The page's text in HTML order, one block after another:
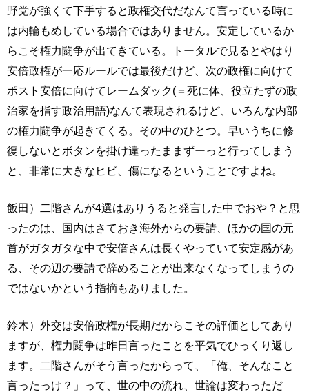
野党が強くて下手すると政権交代だなんて言っている時に
は内輪もめしている場合ではありません。安定しているか
らこそ権力闘争が出てきている。トータルで見るとやはり
安倍政権が一応ルールでは最後だけど、次の政権に向けて
ポスト安倍に向けてレームダック(＝死に体、役立たずの政
治家を指す政治用語)なんて表現されるけど、いろんな内部
の権力闘争が起きてくる。その中のひとつ。早いうちに修
復しないとボタンを掛け違ったままずーっと行ってしまう
と、非常に大きなヒビ、傷になるということですよね。
飯田）二階さんが4選はありうると発言した中でおや？と思
ったのは、国内はさておき海外からの要請、ほかの国の元
首がガタガタな中で安倍さんは長くやっていて安定感があ
る、その辺の要請で辞めることが出来なくなってしまうの
ではないかという指摘もありました。
鈴木）外交は安倍政権が長期だからこその評価としてあり
ますが、権力闘争は昨日言ったことを平気でひっくり返し
ます。二階さんがそう言ったからって、「俺、そんなこと
言ったっけ？」って、世の中の流れ、世論は変わっただ